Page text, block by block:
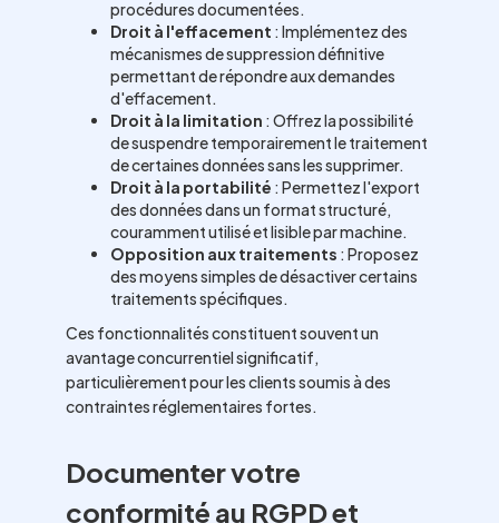
procédures documentées.
Droit à l'effacement : Implémentez des
mécanismes de suppression définitive
permettant de répondre aux demandes
d'effacement.
Droit à la limitation : Offrez la possibilité
de suspendre temporairement le traitement
de certaines données sans les supprimer.
Droit à la portabilité : Permettez l'export
des données dans un format structuré,
couramment utilisé et lisible par machine.
Opposition aux traitements : Proposez
des moyens simples de désactiver certains
traitements spécifiques.
Ces fonctionnalités constituent souvent un
avantage concurrentiel significatif,
particulièrement pour les clients soumis à des
contraintes réglementaires fortes.
Documenter votre
conformité au RGPD et